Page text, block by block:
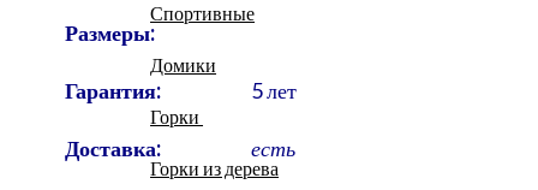
Спортивные
Домики
Горки
Горки из дерева
Размеры:
Гарантия: 5 лет
Доставка: есть